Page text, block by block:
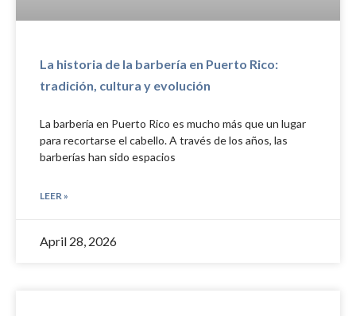
La historia de la barbería en Puerto Rico:
tradición, cultura y evolución
La barbería en Puerto Rico es mucho más que un lugar
para recortarse el cabello. A través de los años, las
barberías han sido espacios
LEER »
April 28, 2026